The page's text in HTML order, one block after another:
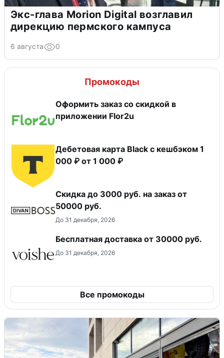
Экс-глава Morion Digital возглавил
дирекцию пермского кампуса
6 августа 0
Промокоды
Оформить заказ со скидкой в
приложении Flor2u
Дебетовая карта Black c кешбэком 1
000 ₽ от 1 000 ₽
Скидка до 3000 руб. на заказ от
50000 руб.
До 31 декабря, 2026
Бесплатная доставка от 30000 руб.
До 31 декабря, 2026
Все промокоды